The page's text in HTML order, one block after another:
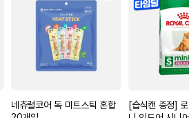
네츄럴코어 독 미트스틱 혼합
[습식캔 증정]